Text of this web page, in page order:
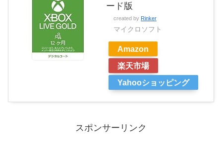
ード版
created by Rinker
マイクロソフト
Amazon
楽天市場
Yahooショッピング
スポンサーリンク